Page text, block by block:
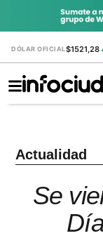
DÓLAR OFICIAL$1521,28
Actualidad
Se